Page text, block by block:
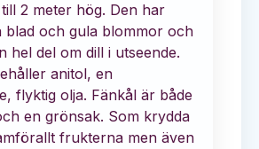
2 meter hög. Den har
blad och gula blommor och
hel del om dill i utseende.
anitol, en
flyktig olja. Fänkål är både
en grönsak. Som krydda
frukterna men även